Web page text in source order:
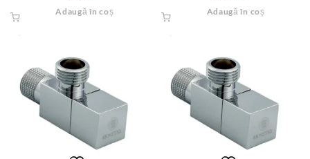
Adaugă în coș Adaugă în coș